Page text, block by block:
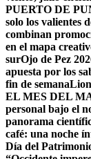
PUERTO DE
solo los valientes
combinan
en el mapa
surOjo de Pez
apuesta por los
fin de semana
EL MES DEL
personal bajo el
panorama
café: una noche
Día del